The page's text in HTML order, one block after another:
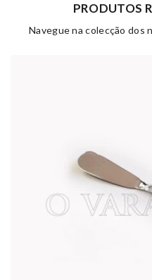
PRODUTOS
Navegue na colecção dos